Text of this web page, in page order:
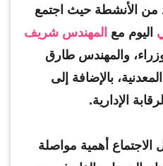
من الأنشطة حيث اجتمع
اليوم مع المهندس شريف
والمهندس طارق
بالإضافة إلى
الإدارية.
الاجتماع أهمية مواصلة